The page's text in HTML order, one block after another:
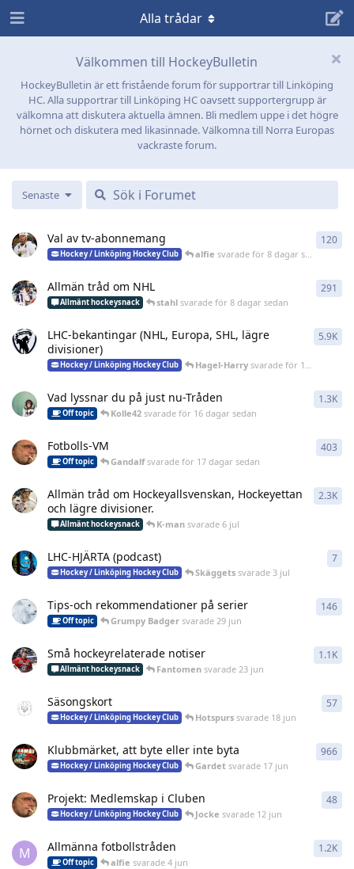
Välkommen till HockeyBulletin
HockeyBulletin är ett fristående forum för supportrar till Linköping
HC. Alla supportrar till Linköping HC oavsett supportergrupp är
välkomna att diskutera aktuella ämnen. Bli medlem uppe i det högre
hörnet och diskutera med likasinnade. Välkomna till Norra Europas
vackraste forum.
Alla trådar
Senaste
Val av tv-abonnemang
Hockey / Linköping Hockey Club alfie svaradeför 8 dagar sedan
120
Allmän tråd om NHL
Allmänt hockeysnack stahl svaradeför 8 dagar sedan
291
LHC-bekantingar (NHL, Europa, SHL, lägre
divisioner)
Hockey / Linköping Hockey Club Hagel-Harry svaradeför 15 dagar sedan
5.9K
Vad lyssnar du på just nu-Tråden
Off topic Kolle42 svaradeför 16 dagar sedan
1.3K
Fotbolls-VM
Off topic Gandalfsvaradeför 17 dagar sedan
403
Allmän tråd om Hockeyallsvenskan, Hockeyettan
och lägre divisioner.
Allmänt hockeysnack K-man svarade6 jul
2.3K
LHC-HJÄRTA (podcast)
Hockey / Linköping Hockey Club Skäggets svarade3 jul
7
Tips-och rekommendationer på serier
Off topic Grumpy Badger svarade29 jun
146
Små hockeyrelaterade notiser
Allmänt hockeysnack Fantomen svarade23 jun
1.1K
Säsongskort
Hockey / Linköping Hockey Club Hotspurs svarade 18 jun
57
Klubbmärket, att byte eller inte byta
Hockey / Linköping Hockey Club Gardet svarade 17 jun
966
Projekt: Medlemskap i Cluben
Hockey / Linköping Hockey Club Jocke svarade 12 jun
48
M Allmänna fotbollstråden
Off topic alfie svarade4 jun
1.2K